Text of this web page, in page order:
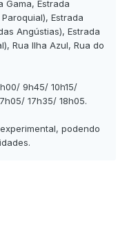
Gama, Estrada
Estrada
Angústias), Estrada
Rua Ilha Azul, Rua do
9h45/ 10h15/
17h35/ 18h05.
podendo